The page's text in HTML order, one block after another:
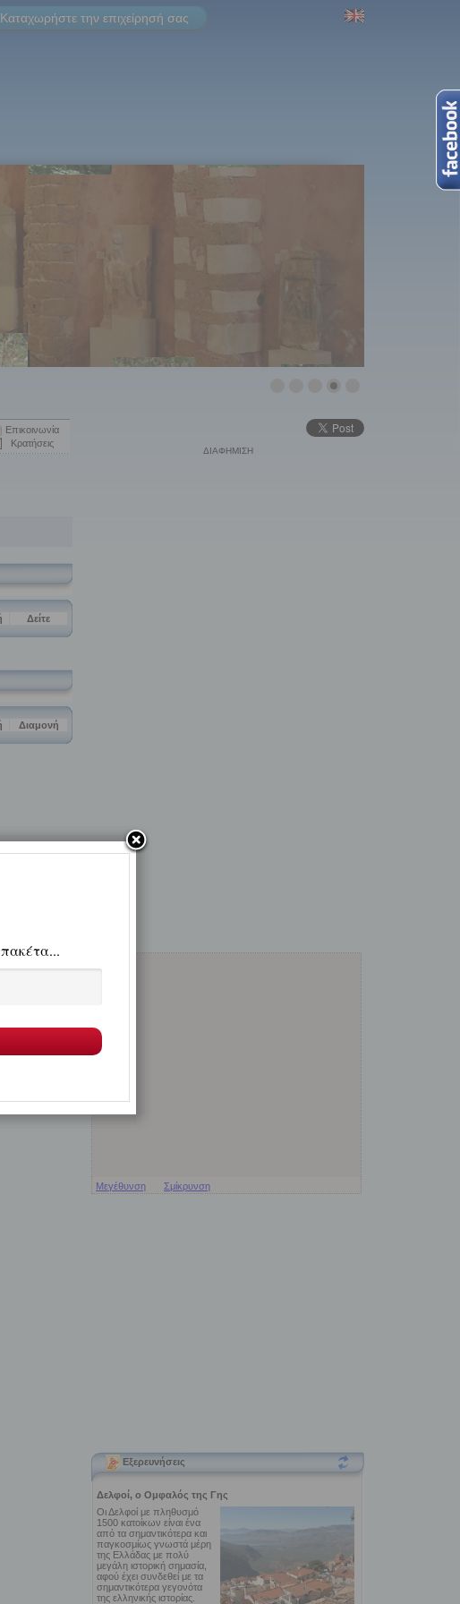
Καταχωρήστε την επιχείρησή σας
Επικοινωνία
Κρατήσεις
ΔΙΑΦΗΜΙΣΗ
Μεγέθυνση Σμίκρυνση
Εξερευνήσεις